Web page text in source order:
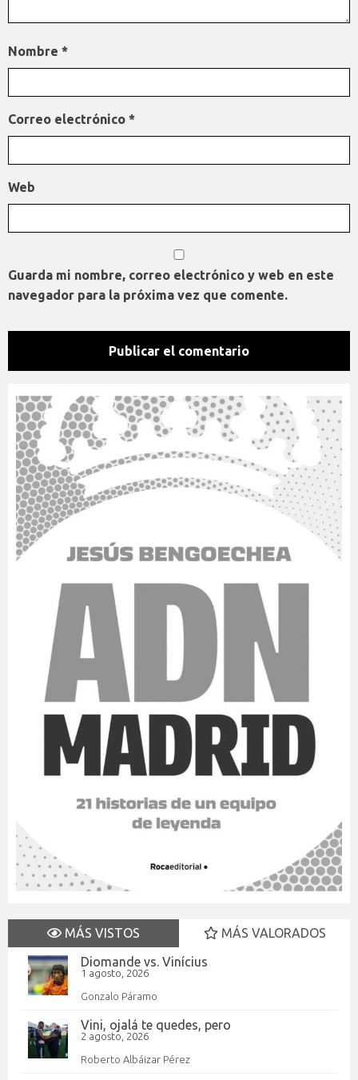
Nombre *
Correo electrónico *
Web
Guarda mi nombre, correo electrónico y web en este
navegador para la próxima vez que comente.
MÁS VISTOS
MÁS VALORADOS
Diomande vs. Vinícius
1 agosto, 2026
Gonzalo Páramo
Vini, ojalá te quedes, pero
2 agosto, 2026
Roberto Albáizar Pérez